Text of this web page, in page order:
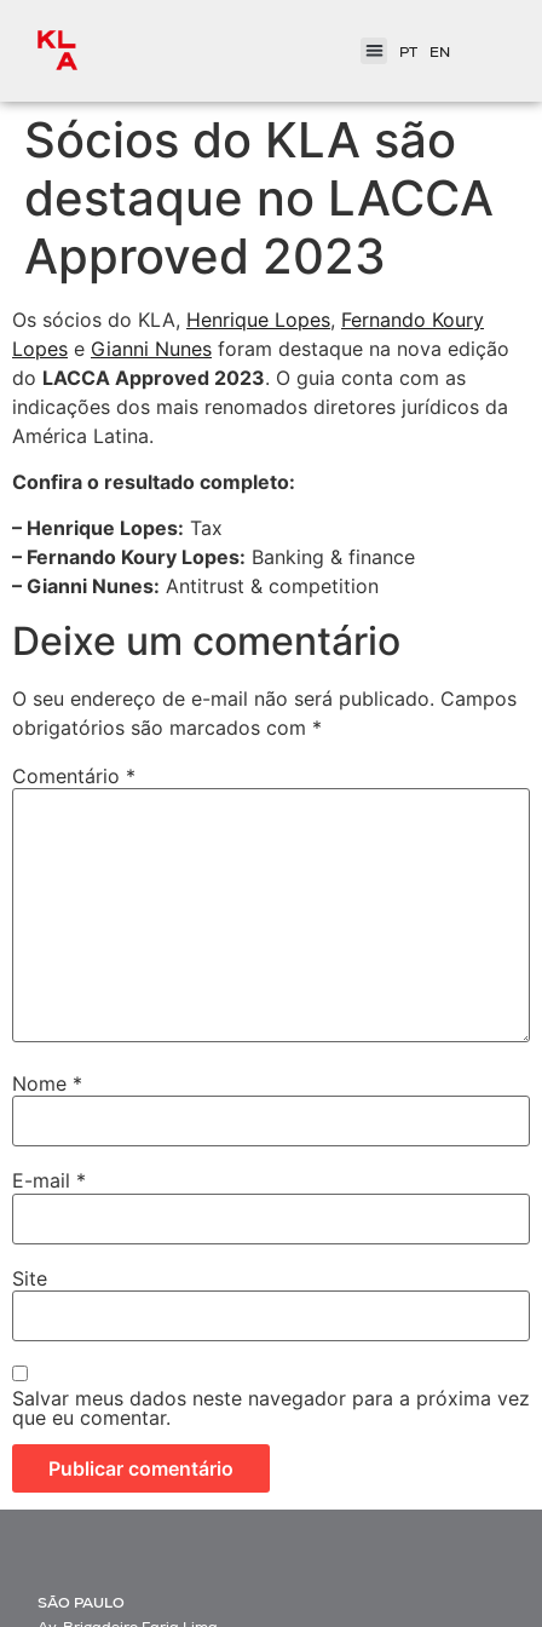
PT EN
Sócios do KLA são
destaque no LACCA
Approved 2023
Os sócios do KLA, Henrique Lopes, Fernando Koury
Lopes e Gianni Nunes foram destaque na nova edição
do LACCA Approved 2023. O guia conta com as
indicações dos mais renomados diretores jurídicos da
América Latina.
Confira o resultado completo:
– Henrique Lopes: Tax
– Fernando Koury Lopes: Banking & finance
– Gianni Nunes: Antitrust & competition
Deixe um comentário
O seu endereço de e-mail não será publicado. Campos
obrigatórios são marcados com *
Comentário *
Nome *
E-mail *
Site
Salvar meus dados neste navegador para a próxima vez
que eu comentar.
SÃO PAULO